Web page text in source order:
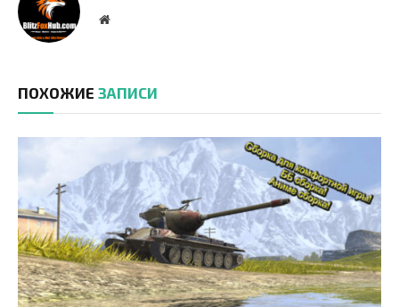
Website
ПОХОЖИЕ ЗАПИСИ